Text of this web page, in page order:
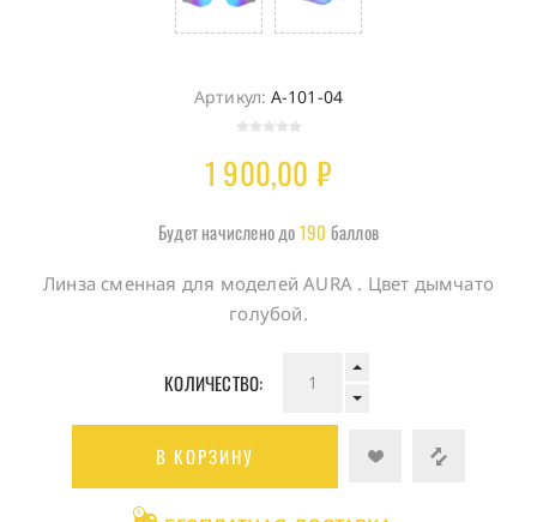
Артикул: A-101-04
1 900,00 ₽
Будет начислено до190 баллов
Линза сменная для моделей AURA . Цвет дымчато
голубой.
КОЛИЧЕСТВО:
В КОРЗИНУ